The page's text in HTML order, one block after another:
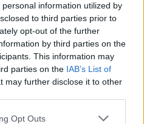
information utilized by
to third parties prior to
opt-out of the further
by third parties on the
This information may
parties on the IAB’s List of
may further disclose it to other
Opt Outs
Δώρου Πάσχα και
(Δευτέρα - Παρασκευή)